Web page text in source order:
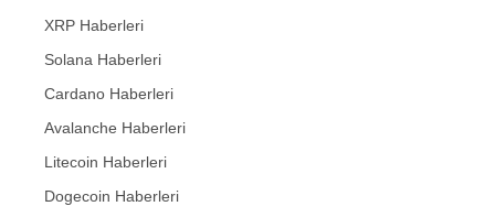
XRP Haberleri
Solana Haberleri
Cardano Haberleri
Avalanche Haberleri
Litecoin Haberleri
Dogecoin Haberleri